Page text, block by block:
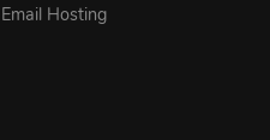
Email Hosting